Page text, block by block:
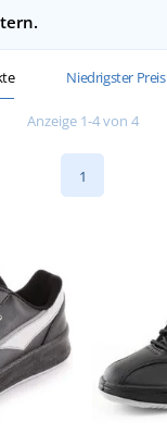
Niedrigster Preis
Anzeige 1-4 von 4
1